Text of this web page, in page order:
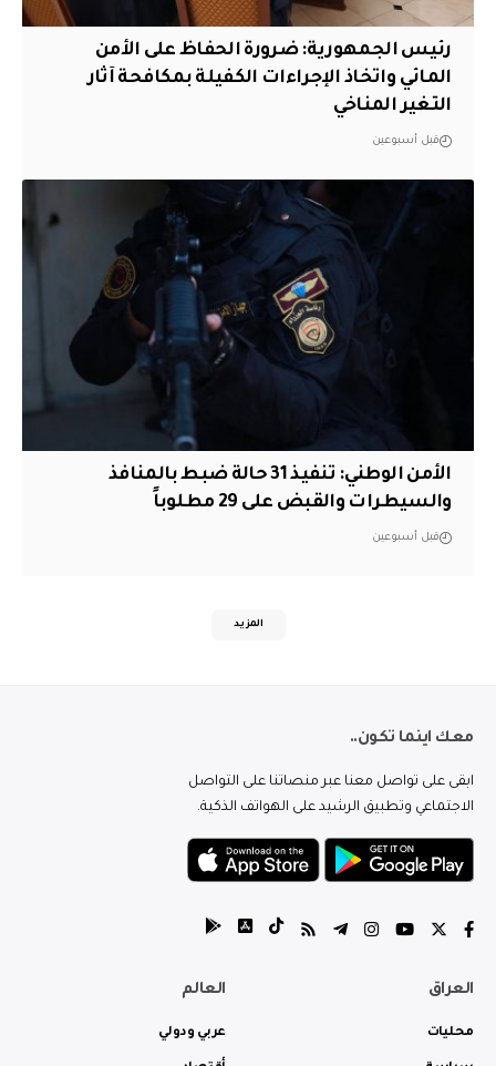
رئيس الجمهورية: ضرورة الحفاظ على الأمن
المائي واتخاذ الإجراءات الكفيلة بمكافحة آثار
التغير المناخي
قبل أسبوعين
الأمن الوطني: تنفيذ 31 حالة ضبط بالمنافذ
والسيطرات والقبض على 29 مطلوباً
قبل أسبوعين
المزيد
معك اينما تكون..
ابقى على تواصل معنا عبر منصاتنا على التواصل
الاجتماعي وتطبيق الرشيد على الهواتف الذكية.
العراق
محليات
العالم
عربي ودولي